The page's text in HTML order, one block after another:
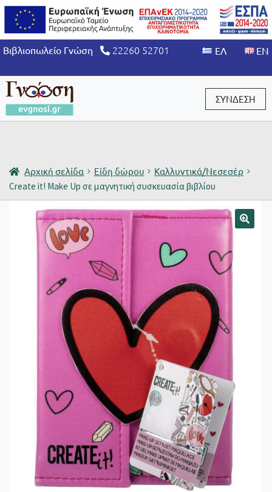
Βιβλιοπωλείο Γνώση 22260 52701
ΣΥΝΔΕΣΗ
Αρχική σελίδα Είδη δώρου
Καλλυντικά/Νεσεσέρ
Create it! Make Up σε μαγνητική συσκευασία βιβλίου